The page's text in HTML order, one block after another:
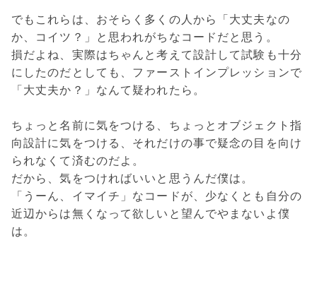
でもこれらは、おそらく多くの人から「大丈夫なの
か、コイツ？」と思われがちなコードだと思う。
損だよね、実際はちゃんと考えて設計して試験も十分
にしたのだとしても、ファーストインプレッションで
「大丈夫か？」なんて疑われたら。
ちょっと名前に気をつける、ちょっとオブジェクト指
向設計に気をつける、それだけの事で疑念の目を向け
られなくて済むのだよ。
だから、気をつければいいと思うんだ僕は。
「うーん、イマイチ」なコードが、少なくとも自分の
近辺からは無くなって欲しいと望んでやまないよ僕
は。